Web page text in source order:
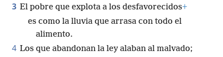
3 El pobre que explota a los desfavorecidos+
es como la lluvia que arrasa con todo el
alimento.
4 Los que abandonan la ley alaban al malvado;